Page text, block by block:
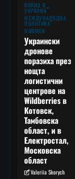
ВОЙНА В
УКРАЙНА
МЕЖДУНАРОДНА
ПОЛИТИКА
НОВИНИ
Украински
дронове
поразиха през
нощта
логистични
центрове на
Wildberries в
Котовск,
Тамбовска
област, и в
Електростал,
Московска
област
Valeriia Skorych